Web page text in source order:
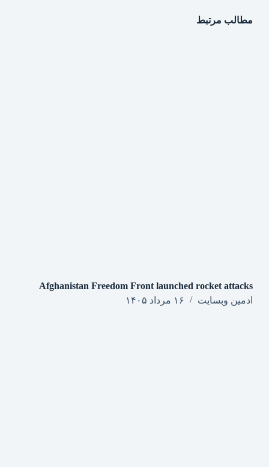
مطالب مرتبط
Afghanistan Freedom Front launched rocket attacks
ادمین وبسایت
۱۶ مرداد ۱۴۰۵